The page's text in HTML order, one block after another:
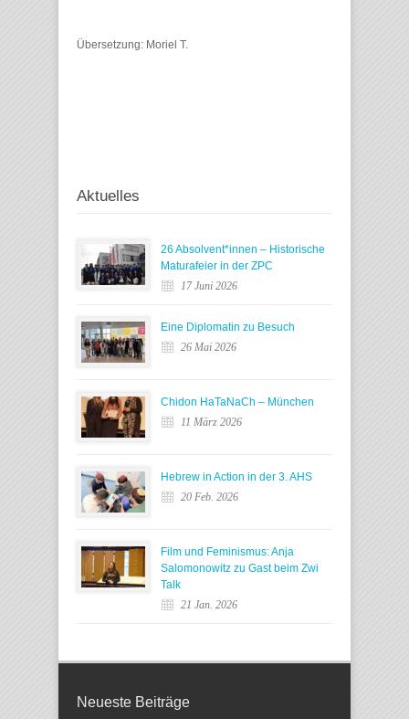
Übersetzung: Moriel T.
Aktuelles
26 Absolvent*innen – Historische
Maturafeier in der ZPC
17 Juni 2026
Eine Diplomatin zu Besuch
26 Mai 2026
Chidon HaTaNaCh – München
11 März 2026
Hebrew in Action in der 3. AHS
20 Feb. 2026
Film und Feminismus: Anja
Salomonowitz zu Gast beim Zwi
Talk
21 Jan. 2026
Neueste Beiträge